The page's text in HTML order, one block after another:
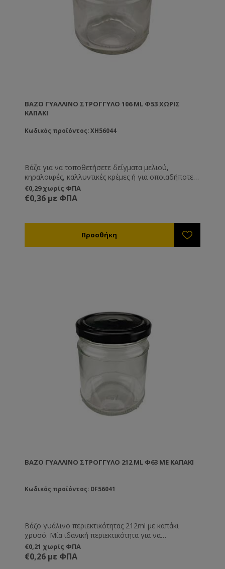
ΒΆΖΟ ΓΥΆΛΛΙΝΟ ΣΤΡΟΓΓΥΛΌ 106 ML Φ53 ΧΩΡΊΣ
ΚΑΠΆΚΙ
Κωδικός προϊόντος: XH56044
Βάζα για να τοποθετήσετε δείγματα μελιού,
κηραλοιφές, καλλυντικές κρέμες ή για οποιαδήποτε
άλλη χρήση εσείς επιθυμείτε.
€0,29 χωρίς ΦΠΑ
€0,36 με ΦΠΑ
ΒΆΖΟ ΓΥΆΛΛΙΝΟ ΣΤΡΟΓΓΥΛΌ 212 ML Φ63 ΜΕ ΚΑΠΑΚΙ
Κωδικός προϊόντος: DF56041
Βάζο γυάλινο περιεκτικότητας 212ml με καπάκι
χρυσό. Μία ιδανική περιεκτικότητα για να
συσκευάζετε και να αποθηκεύετε μικρές ποσότητες
μελιού ή για την παρασκευή κηραλοιφών ή κι άλλων
καλλυντικών προϊόντων.
€0,21 χωρίς ΦΠΑ
€0,26 με ΦΠΑ